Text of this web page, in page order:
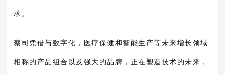
求。
蔡司凭借与数字化，医疗保健和智能生产等未来增长领域
相称的产品组合以及强大的品牌，正在塑造技术的未来，